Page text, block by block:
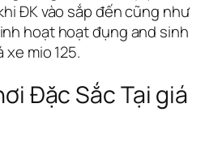
ĐK vào sắp đến cũng như
hoạt hoạt đụng and sinh
mio 125.
Đặc Sắc Tại giá